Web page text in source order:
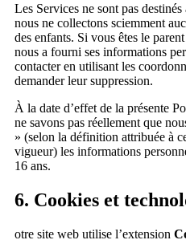
Les Services ne sont pas
nous ne collectons sciemment
des enfants. Si vous êtes le
nous a fourni ses informations
contacter en utilisant les
demander leur suppression.
À la date d’effet de la présente
ne savons pas réellement que
» (selon la définition attribuée à
vigueur) les informations
16 ans.
6. Cookies et
otre site web utilise l’extension